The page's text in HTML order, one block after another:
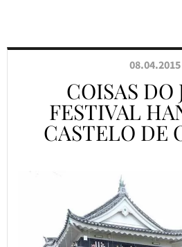
08.04.2015
COISAS DO
FESTIVAL
CASTELO DE